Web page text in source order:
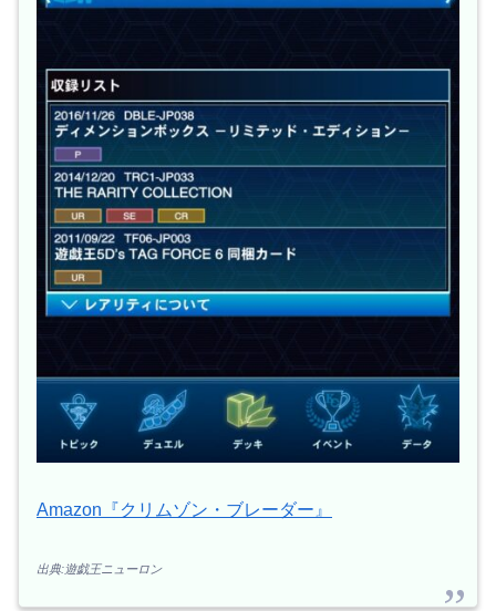
Amazon『クリムゾン・ブレーダー』
出典:遊戯王ニューロン